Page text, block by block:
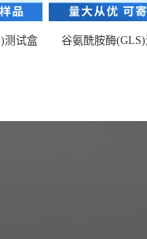
测试盒 谷氨酰胺酶